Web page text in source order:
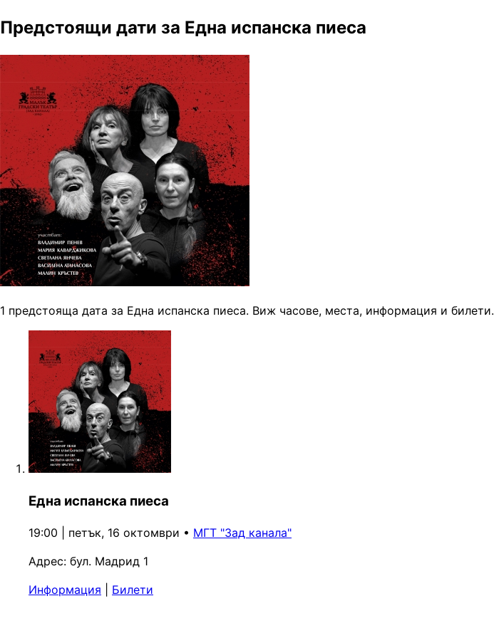
Предстоящи дати за Една испанска пиеса
1 предстояща дата за Една испанска пиеса. Виж часове, места, информация и билети.
Една испанска пиеса
19:00 | петък, 16 октомври • МГТ "Зад канала"
Адрес: бул. Мадрид 1
Информация
Билети